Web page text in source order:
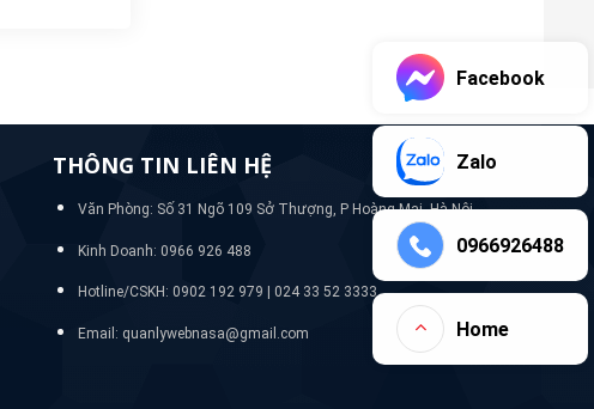
THÔNG TIN LIÊN HỆ
Văn Phòng: Số 31 Ngõ 109 Sở Thượng, P Hoàng Mai, Hà Nội
Kinh Doanh: 0966 926 488
Hotline/CSKH: 0902 192 979 | 024 33 52 3333
Email: quanlywebnasa@gmail.com
Facebook
Zalo
0966926488
Home